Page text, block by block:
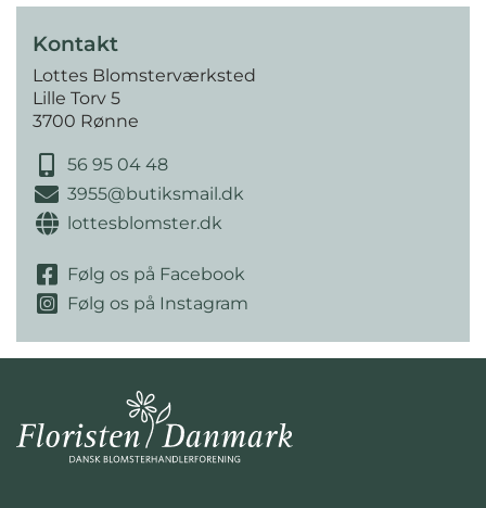
Kontakt
Lottes Blomsterværksted
Lille Torv 5
3700 Rønne
56 95 04 48
3955@butiksmail.dk
lottesblomster.dk
Følg os på Facebook
Følg os på Instagram